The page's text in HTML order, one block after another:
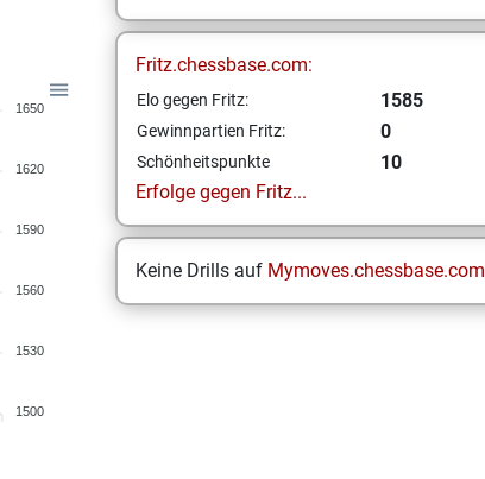
1650
1620
1590
1560
1530
1500
Fritz.chessbase.com:
Elo gegen Fritz: 1585
Gewinnpartien Fritz: 0
Schönheitspunkte
10
Erfolge gegen Fritz...
Keine Drills auf Mymoves.chessbase.com